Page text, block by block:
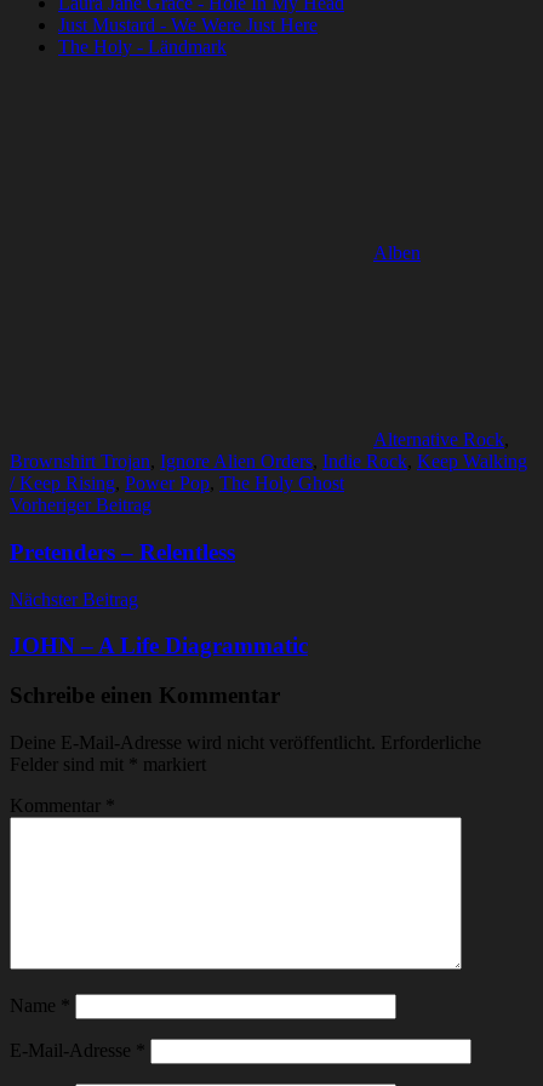
Just Mustard - We Were Just Here
The Holy - Ländmark
Alben
Alternative Rock,
Brownshirt Trojan, Ignore Alien Orders, Indie Rock, Keep Walking
/ Keep Rising, Power Pop, The Holy Ghost
Beitragsnavigation
Vorheriger Beitrag
Pretenders – Relentless
Nächster Beitrag
JOHN – A Life Diagrammatic
Schreibe einen Kommentar
Deine E-Mail-Adresse wird nicht veröffentlicht. Erforderliche
Felder sind mit * markiert
Kommentar *
Name *
E-Mail-Adresse *